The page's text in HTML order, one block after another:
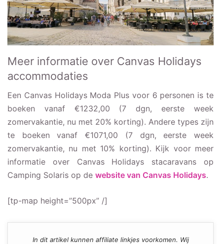
Meer informatie over Canvas Holidays
accommodaties
Een Canvas Holidays Moda Plus voor 6 personen is te
boeken vanaf €1232,00 (7 dgn, eerste week
zomervakantie, nu met 20% korting). Andere types zijn
te boeken vanaf €1071,00 (7 dgn, eerste week
zomervakantie, nu met 10% korting). Kijk voor meer
informatie over Canvas Holidays stacaravans op
Camping Solaris op de website van Canvas Holidays.
[tp-map height=”500px” /]
In dit artikel kunnen affiliate linkjes voorkomen. Wij